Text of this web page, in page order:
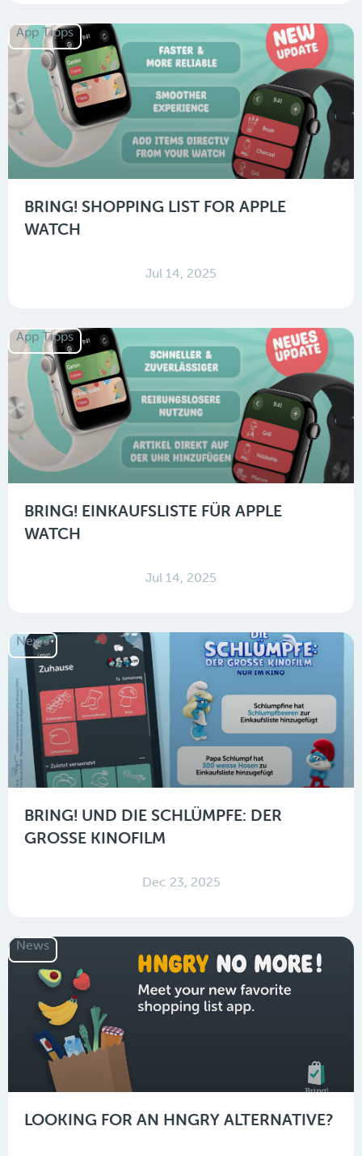
App Tipps
BRING! SHOPPING LIST FOR APPLE
WATCH
Jul 14, 2025
App Tipps
BRING! EINKAUFSLISTE FÜR APPLE
WATCH
Jul 14, 2025
News
BRING! UND DIE SCHLÜMPFE: DER
GROSSE KINOFILM
Dec 23, 2025
News
LOOKING FOR AN HNGRY ALTERNATIVE?